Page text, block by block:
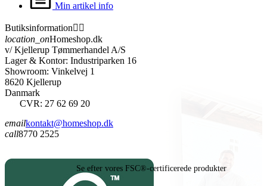
Min artikel info
Butiksinformation 
location_onHomeshop.dk
v/ Kjellerup Tømmerhandel A/S
Lager & Kontor: Industriparken 16
Showroom: Vinkelvej 1
8620 Kjellerup
Danmark
CVR: 27 62 69 20
emailkontakt@homeshop.dk
call8770 2525
Se efter vores FSC®-certificerede produkter